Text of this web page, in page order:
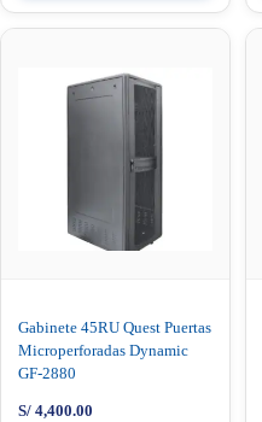
Gabinete 45RU Quest Puertas
Microperforadas Dynamic
GF-2880
S/ 4,400.00